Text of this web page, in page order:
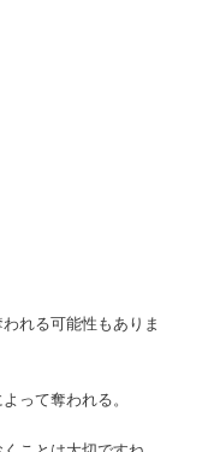
れる可能性もありま
って奪われる。